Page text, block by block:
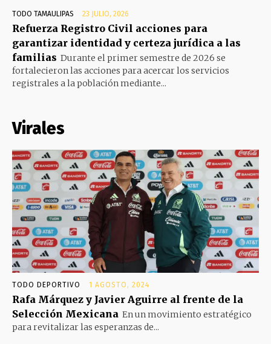
TODO TAMAULIPAS 23 JULIO, 2026
Refuerza Registro Civil acciones para
garantizar identidad y certeza jurídica a las
familias Durante el primer semestre de 2026 se
fortalecieron las acciones para acercar los servicios
registrales a la población mediante...
Virales
TODO DEPORTIVO 1 AGOSTO, 2024
Rafa Márquez y Javier Aguirre al frente de la
Selección Mexicana En un movimiento estratégico
para revitalizar las esperanzas de...